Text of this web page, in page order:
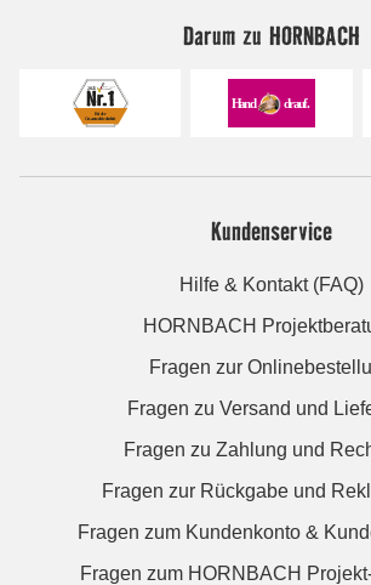
Darum zu HORNBACH
Kundenservice
Hilfe & Kontakt (FAQ)
HORNBACH
Fragen zur
Fragen zu Versand und
Fragen zu Zahlung und
Fragen zur Rückgabe und
Fragen zum Kundenkonto &
Fragen zum HORNBACH